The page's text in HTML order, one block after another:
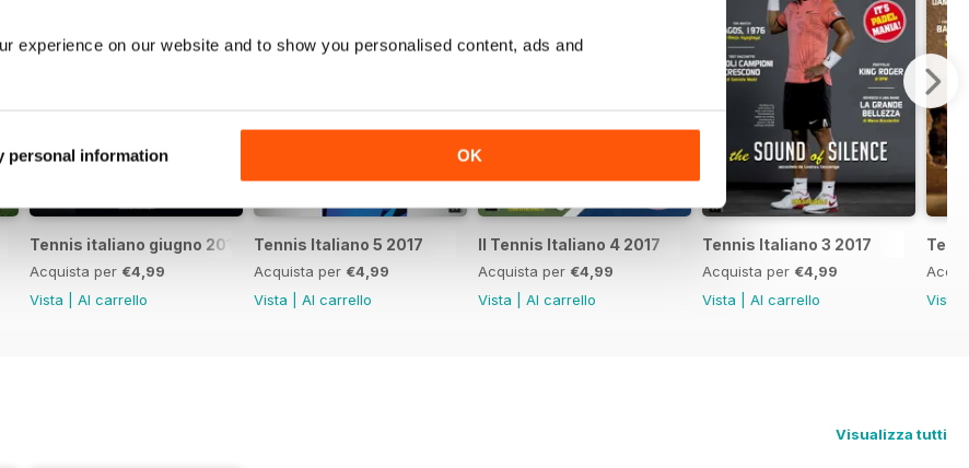
experience on our website and to show you personalised content, ads and
personal information OK
Tennis italiano giugno 2017
Acquista per €4,99
Vista
Al carrello
Tennis Italiano 5 2017
Acquista per €4,99
Vista
Al carrello
Il Tennis Italiano 4 2017
Acquista per €4,99
Vista
Al carrello
Tennis Italiano 3 2017
Acquista per €4,99
Vista
Al carrello
Vista
Visualizza tutti